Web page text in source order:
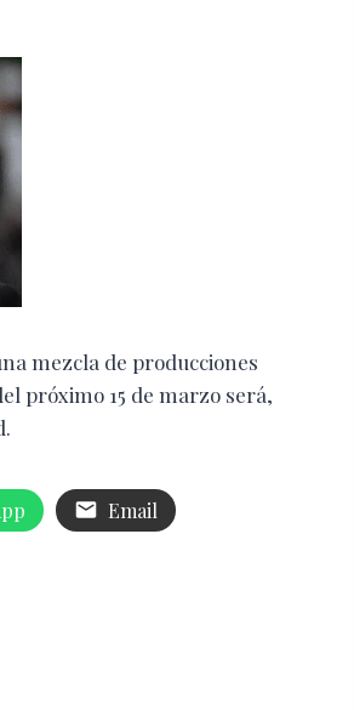
mezcla de producciones
próximo 15 de marzo será,
Email